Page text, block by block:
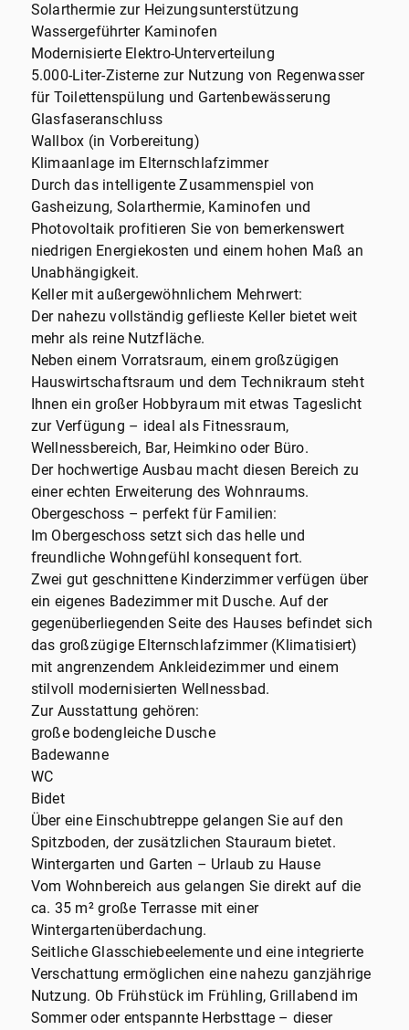
Solarthermie zur Heizungsunterstützung
Wassergeführter Kaminofen
Modernisierte Elektro-Unterverteilung
5.000-Liter-Zisterne zur Nutzung von Regenwasser
für Toilettenspülung und Gartenbewässerung
Glasfaseranschluss
Wallbox (in Vorbereitung)
Klimaanlage im Elternschlafzimmer
Durch das intelligente Zusammenspiel von
Gasheizung, Solarthermie, Kaminofen und
Photovoltaik profitieren Sie von bemerkenswert
niedrigen Energiekosten und einem hohen Maß an
Unabhängigkeit.
Keller mit außergewöhnlichem Mehrwert:
Der nahezu vollständig geflieste Keller bietet weit
mehr als reine Nutzfläche.
Neben einem Vorratsraum, einem großzügigen
Hauswirtschaftsraum und dem Technikraum steht
Ihnen ein großer Hobbyraum mit etwas Tageslicht
zur Verfügung – ideal als Fitnessraum,
Wellnessbereich, Bar, Heimkino oder Büro.
Der hochwertige Ausbau macht diesen Bereich zu
einer echten Erweiterung des Wohnraums.
Obergeschoss – perfekt für Familien:
Im Obergeschoss setzt sich das helle und
freundliche Wohngefühl konsequent fort.
Zwei gut geschnittene Kinderzimmer verfügen über
ein eigenes Badezimmer mit Dusche. Auf der
gegenüberliegenden Seite des Hauses befindet sich
das großzügige Elternschlafzimmer (Klimatisiert)
mit angrenzendem Ankleidezimmer und einem
stilvoll modernisierten Wellnessbad.
Zur Ausstattung gehören:
große bodengleiche Dusche
Badewanne
WC
Bidet
Über eine Einschubtreppe gelangen Sie auf den
Spitzboden, der zusätzlichen Stauraum bietet.
Wintergarten und Garten – Urlaub zu Hause
Vom Wohnbereich aus gelangen Sie direkt auf die
ca. 35 m² große Terrasse mit einer
Wintergartenüberdachung.
Seitliche Glasschiebeelemente und eine integrierte
Verschattung ermöglichen eine nahezu ganzjährige
Nutzung. Ob Frühstück im Frühling, Grillabend im
Sommer oder entspannte Herbsttage – dieser